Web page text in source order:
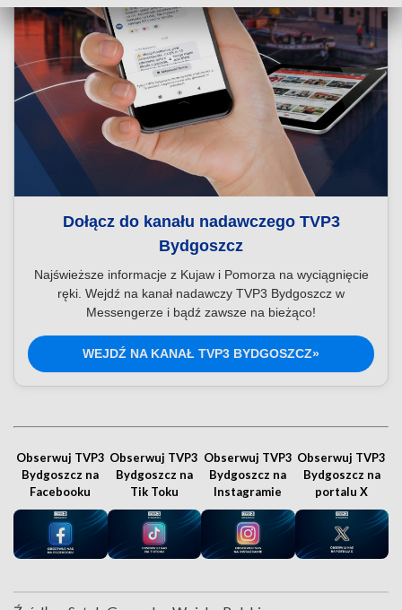
Dołącz do kanału nadawczego TVP3
Bydgoszcz
Najświeższe informacje z Kujaw i Pomorza na wyciągnięcie
ręki. Wejdź na kanał nadawczy TVP3 Bydgoszcz w
Messengerze i bądź zawsze na bieżąco!
WEJDŹ NA KANAŁ TVP3 BYDGOSZCZ»
Obserwuj TVP3
Bydgoszcz na
Facebooku
Obserwuj TVP3
Bydgoszcz na
Tik Toku
Obserwuj TVP3
Bydgoszcz na
Instagramie
Obserwuj TVP3
Bydgoszcz na
portalu X